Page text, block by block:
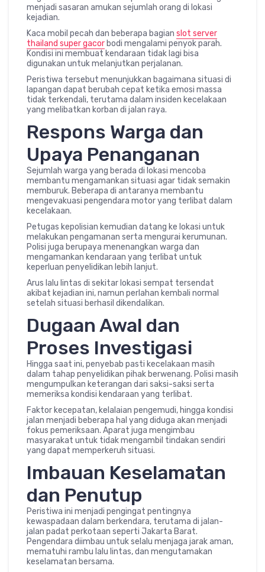
menjadi sasaran amukan sejumlah orang di lokasi
kejadian.
Kaca mobil pecah dan beberapa bagian slot server
thailand super gacor bodi mengalami penyok parah.
Kondisi ini membuat kendaraan tidak lagi bisa
digunakan untuk melanjutkan perjalanan.
Peristiwa tersebut menunjukkan bagaimana situasi di
lapangan dapat berubah cepat ketika emosi massa
tidak terkendali, terutama dalam insiden kecelakaan
yang melibatkan korban di jalan raya.
Respons Warga dan
Upaya Penanganan
Sejumlah warga yang berada di lokasi mencoba
membantu mengamankan situasi agar tidak semakin
memburuk. Beberapa di antaranya membantu
mengevakuasi pengendara motor yang terlibat dalam
kecelakaan.
Petugas kepolisian kemudian datang ke lokasi untuk
melakukan pengamanan serta mengurai kerumunan.
Polisi juga berupaya menenangkan warga dan
mengamankan kendaraan yang terlibat untuk
keperluan penyelidikan lebih lanjut.
Arus lalu lintas di sekitar lokasi sempat tersendat
akibat kejadian ini, namun perlahan kembali normal
setelah situasi berhasil dikendalikan.
Dugaan Awal dan
Proses Investigasi
Hingga saat ini, penyebab pasti kecelakaan masih
dalam tahap penyelidikan pihak berwenang. Polisi masih
mengumpulkan keterangan dari saksi-saksi serta
memeriksa kondisi kendaraan yang terlibat.
Faktor kecepatan, kelalaian pengemudi, hingga kondisi
jalan menjadi beberapa hal yang diduga akan menjadi
fokus pemeriksaan. Aparat juga mengimbau
masyarakat untuk tidak mengambil tindakan sendiri
yang dapat memperkeruh situasi.
Imbauan Keselamatan
dan Penutup
Peristiwa ini menjadi pengingat pentingnya
kewaspadaan dalam berkendara, terutama di jalan-
jalan padat perkotaan seperti Jakarta Barat.
Pengendara diimbau untuk selalu menjaga jarak aman,
mematuhi rambu lalu lintas, dan mengutamakan
keselamatan bersama.